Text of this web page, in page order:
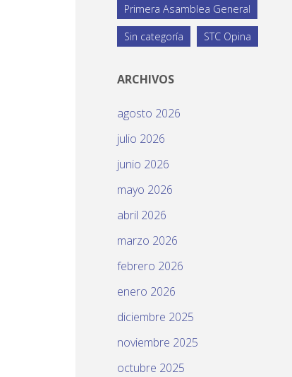
Primera Asamblea General
Sin categoría STC Opina
ARCHIVOS
agosto 2026
julio 2026
junio 2026
mayo 2026
abril 2026
marzo 2026
febrero 2026
enero 2026
diciembre 2025
noviembre 2025
octubre 2025